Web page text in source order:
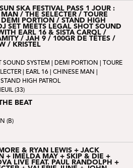
SKA FESTIVAL PASS 1 JOUR :
/ THE SELECTER / TOURE
PORTION / STAND HIGH
SET MEETS LEGAL SHOT SOUND
EARL 16 & SISTA CAROL /
/ JAH 9 / 100GR DE TÊTES /
/ KRISTEL
SOUND SYSTEM DEMI PORTION
TOURE
| EARL 16 CHINESE MAN
STAND HIGH PATROL
(33)
BEAT
(B)
& RYAN LEWIS + JACK
+ IMELDA MAY + SKIP & DIE +
LIVE FEAT. PAUL RANDOLPH +